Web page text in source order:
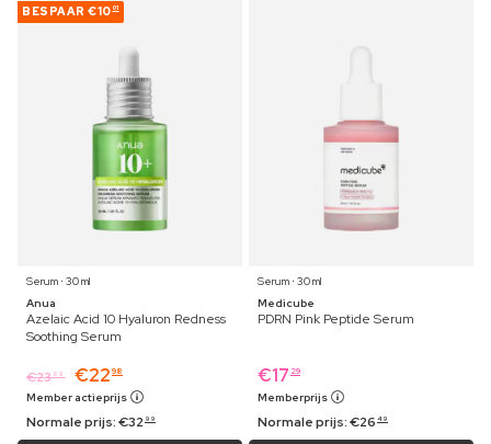
BESPAAR €10 01
Serum ⋅ 30 ml
Anua
Azelaic Acid 10 Hyaluron Redness
Soothing Serum
€23 69 €22 98
Member actieprijs
Normale prijs:€32 99
Serum ⋅ 30 ml
Medicube
PDRN Pink Peptide Serum
€17 29
Memberprijs
Normale prijs:€26 49